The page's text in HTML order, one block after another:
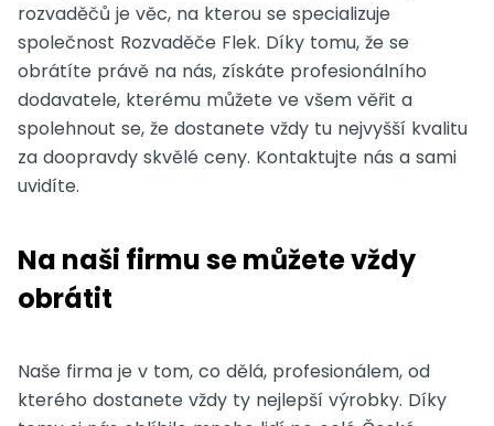
rozvaděčů je věc, na kterou se specializuje
společnost Rozvaděče Flek. Díky tomu, že se
obrátíte právě na nás, získáte profesionálního
dodavatele, kterému můžete ve všem věřit a
spolehnout se, že dostanete vždy tu nejvyšší kvalitu
za doopravdy skvělé ceny. Kontaktujte nás a sami
uvidíte.
Na naši firmu se můžete vždy
obrátit
Naše firma je v tom, co dělá, profesionálem, od
kterého dostanete vždy ty nejlepší výrobky. Díky